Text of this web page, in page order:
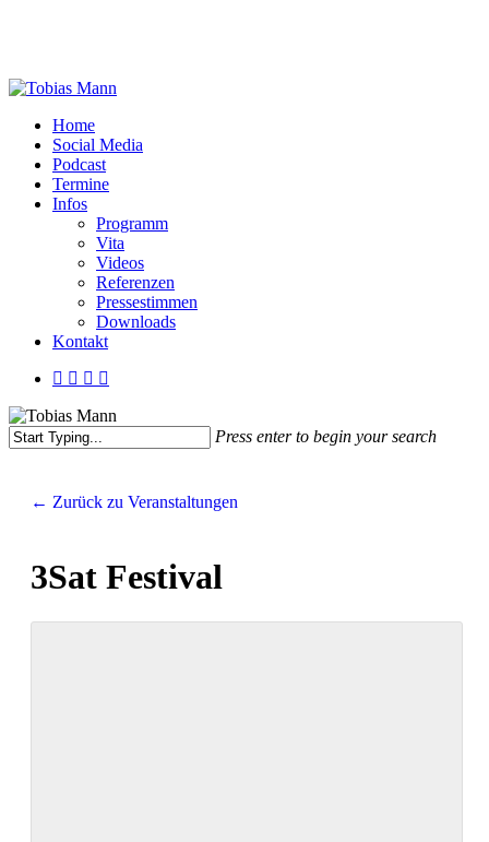
content
Menu
Home
Social Media
Podcast
Termine
Infos
Programm
Vita
Videos
Referenzen
Presse­stimmen
Downloads
Kontakt
twitter
facebook
youtube
instagram
Press enter to begin your search
← Zurück zu Veranstaltungen
3Sat Festival